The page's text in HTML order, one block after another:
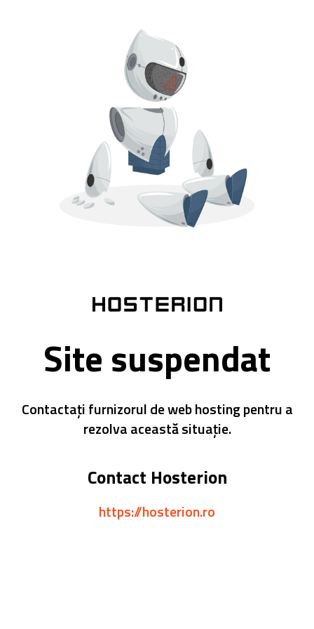
Site suspendat
Contactați furnizorul de web hosting pentru a
rezolva această situație.
Contact Hosterion
https://hosterion.ro